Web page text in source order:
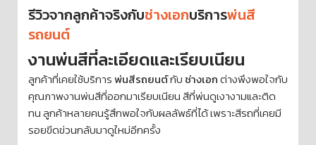
รีวิวจากลูกค้าจริงกับช่างเอกบริการพ่นสี
รถยนต์
งานพ่นสีที่ละเอียดและเรียบเนียน
ลูกค้าที่เคยใช้บริการพ่นสีรถยนต์กับ ช่างเอกต่างพึงพอใจกับ
คุณภาพงานพ่นสีที่ออกมาเรียบเนียน สีที่พ่นดูเงางามและติด
ทน ลูกค้าหลายคนรู้สึกพอใจกับผลลัพธ์ที่ได้ เพราะสีรถที่เคยมี
รอยขีดข่วนกลับมาดูใหม่อีกครั้ง